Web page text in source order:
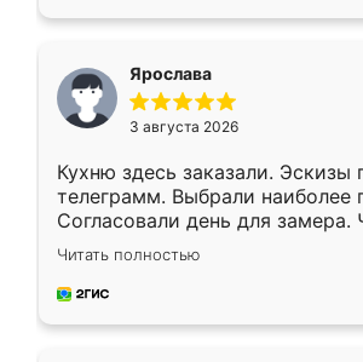
Ярослава
3 августа 2026
Кухню здесь заказали. Эскизы
телеграмм. Выбрали наиболее
Согласовали день для замера.
недели кухня была уже готова.
довольны работой. Спасибо
мебель за качественную работу!
Читать полностью